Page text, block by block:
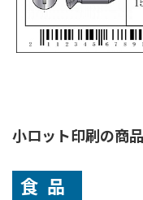
小ロット印刷の商
食品